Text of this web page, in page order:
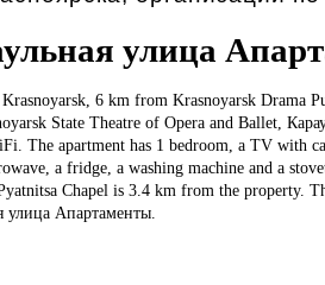
улица
Krasnoyarsk, 6 km from Krasnoyarsk Drama
State Theatre of Opera and Ballet,
The apartment has 1 bedroom, a TV with
a fridge, a washing machine and a
Chapel is 3.4 km from the property.
улица Апартаменты.